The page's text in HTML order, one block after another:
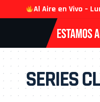
Al Aire en Vivo –
SERIES